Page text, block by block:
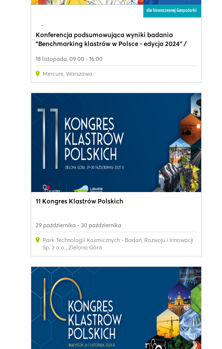
Konferencja podsumowująca wyniki badania
"Benchmarking klastrów w Polsce - edycja 2024" /
edition"
18 listopada, 09:00 - 16:00
Mercure, Warszawa
11 Kongres Klastrów Polskich
29 października - 30 października
Park Technologii Kosmicznych - Badań, Rozwoju i Innowacji
Sp. z o.o., Zielona Góra